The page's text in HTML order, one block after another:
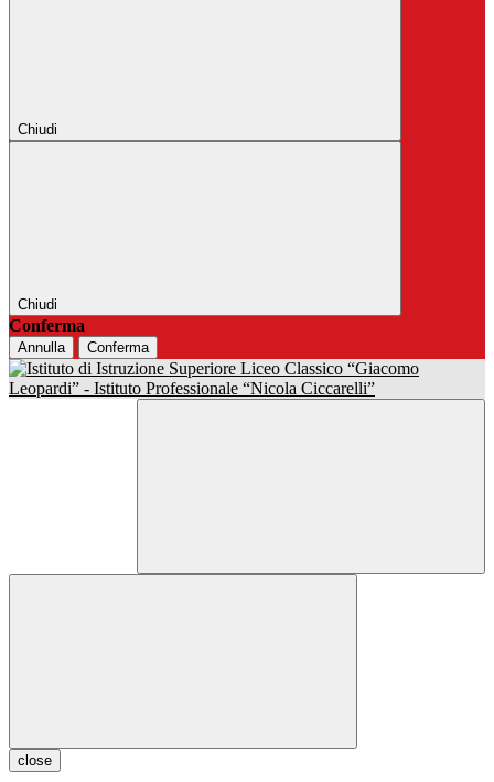
Chiudi
Chiudi
Conferma
Annulla Conferma
close